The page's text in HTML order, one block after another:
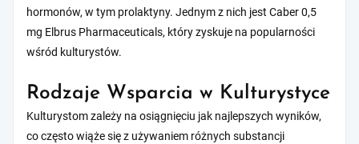
hormonów, w tym prolaktyny. Jednym z nich jest Caber 0,5
mg Elbrus Pharmaceuticals, który zyskuje na popularności
wśród kulturystów.
Rodzaje Wsparcia w Kulturystyce
Kulturystom zależy na osiągnięciu jak najlepszych wyników,
co często wiąże się z używaniem różnych substancji